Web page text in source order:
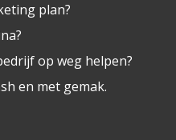
plan?
op weg helpen?
en met gemak.